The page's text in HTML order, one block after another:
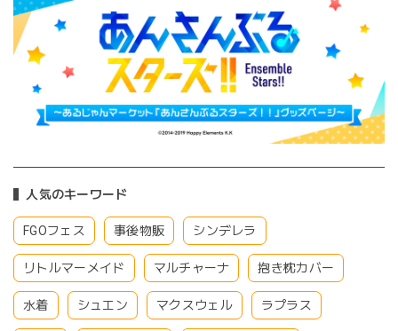
人気のキーワード
FGOフェス 事後物販 シンデレラ
リトルマーメイド マルチャーナ 抱き枕カバー
水着 シュエン マクスウェル ラプラス